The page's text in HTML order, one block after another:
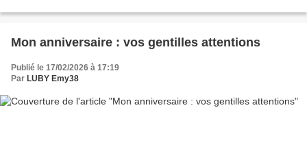
Mon anniversaire : vos gentilles attentions
Publié le 17/02/2026 à 17:19
Par LUBY Emy38